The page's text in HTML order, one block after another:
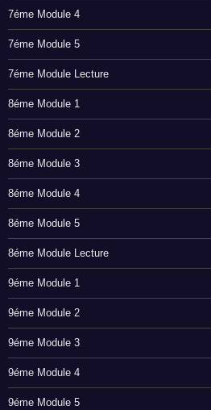
7éme Module 4
7éme Module 5
7éme Module Lecture
8éme Module 1
8éme Module 2
8éme Module 3
8éme Module 4
8éme Module 5
8éme Module Lecture
9éme Module 1
9éme Module 2
9éme Module 3
9éme Module 4
9éme Module 5